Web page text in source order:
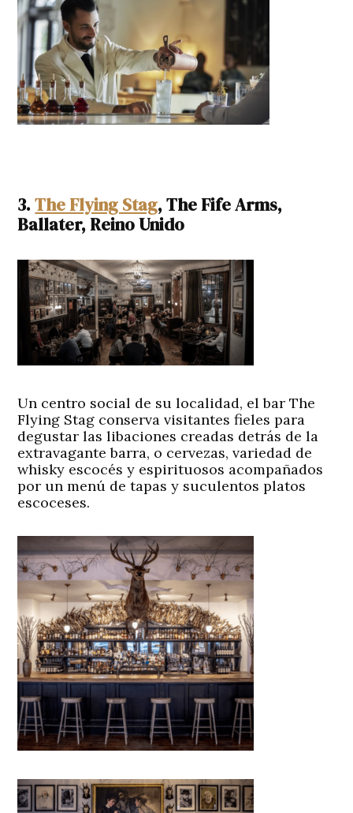
3.The Flying Stag, The Fife Arms,
Ballater, Reino Unido
Un centro social de su localidad, el bar The
Flying Stag conserva visitantes fieles para
degustar las libaciones creadas detrás de la
extravagante barra, o cervezas, variedad de
whisky escocés y espirituosos acompañados
por un menú de tapas y suculentos platos
escoceses.